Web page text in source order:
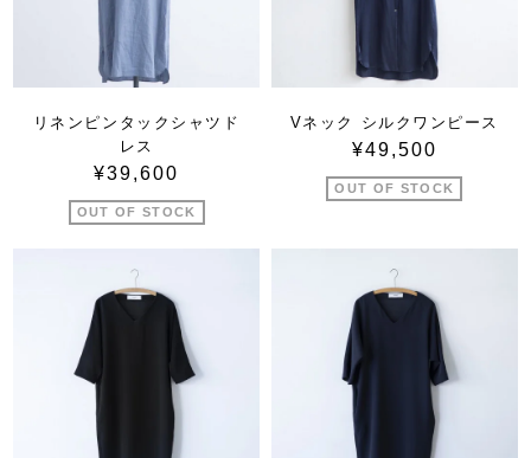
リネンピンタックシャツド
レス
¥39,600
OUT OF STOCK
Vネック シルクワンピース
¥49,500
OUT OF STOCK